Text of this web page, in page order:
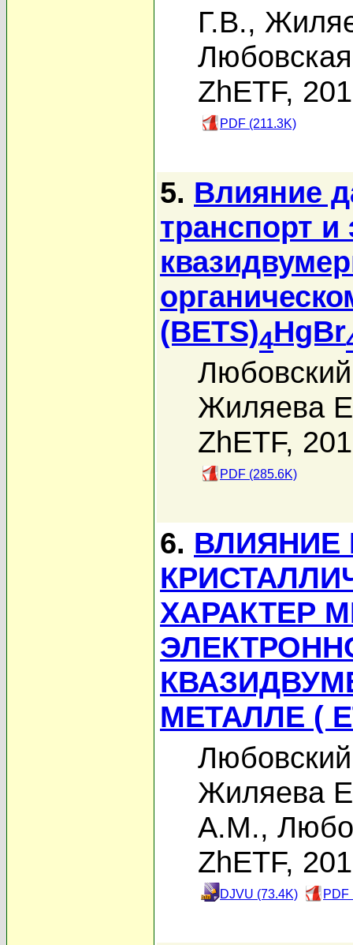
Г.В.,
ZhETF,
PDF (211.3K)
5. Влияние
транспорт и
(BETS)4HgBr
Жиляева
ZhETF,
PDF (285.6K)
6. ВЛИЯНИЕ
ХАРАКТЕР
МЕТАЛЛЕ (
Жиляева
А.М.,
ZhETF,
DJVU (73.4K) PDF